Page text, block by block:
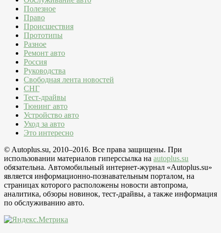
Полезное
Право
Происшествия
Прототипы
Разное
Ремонт авто
Россия
Руководства
Свободная лента новостей
СНГ
Тест-драйвы
Тюнинг авто
Устройство авто
Уход за авто
Это интересно
© Autoplus.su, 2010–2016. Все права защищены. При
использовании материалов гиперссылка на autoplus.su
обязательна. Автомобильный интернет-журнал «Autoplus.su»
является информационно-познавательным порталом, на
страницах которого расположены новости автопрома,
аналитика, обзоры новинок, тест-драйвы, а также информация
по обслуживанию авто.